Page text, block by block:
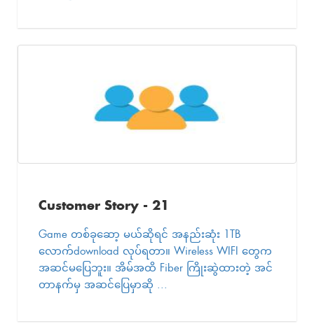
Customer Story - 21
Game တစ်ခုဆော့ မယ်ဆိုရင် အနည်းဆုံး 1TB
လောက်download လုပ်ရတာ။ Wireless WIFI တွေက
အဆင်မပြေဘူး။ အိမ်အထိ Fiber ကြိုးဆွဲထားတဲ့ အင်
တာနက်မှ အဆင်ပြေမှာဆို ...